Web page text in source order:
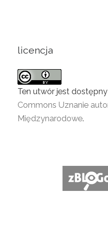
licencja
Ten utwór jest
Commons Uznanie
Międzynarodowe.